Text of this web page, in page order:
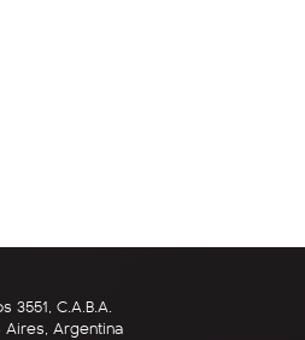
3551, C.A.B.A.
Aires, Argentina